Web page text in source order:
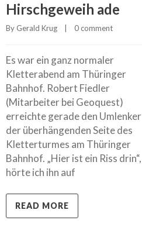
Hirschgeweih ade
By Gerald Krug 0 comment
Es war ein ganz normaler
Kletterabend am Thüringer
Bahnhof. Robert Fiedler
(Mitarbeiter bei Geoquest)
erreichte gerade den Umlenker
der überhängenden Seite des
Kletterturmes am Thüringer
Bahnhof. „Hier ist ein Riss drin“,
hörte ich ihn auf
READ MORE